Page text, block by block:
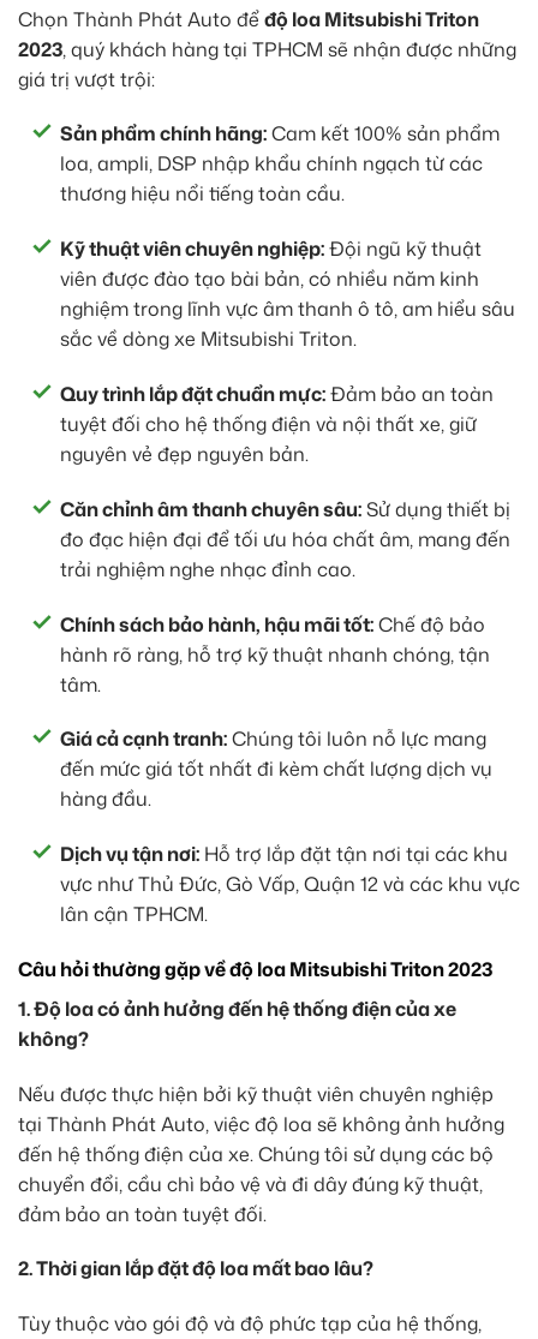
Chọn Thành Phát Auto đểđộ loa Mitsubishi Triton
2023, quý khách hàng tại TPHCM sẽ nhận được những
giá trị vượt trội:
Sản phẩm chính hãng:Cam kết 100% sản phẩm
loa, ampli, DSP nhập khẩu chính ngạch từ các
thương hiệu nổi tiếng toàn cầu.
Kỹ thuật viên chuyên nghiệp:Đội ngũ kỹ thuật
viên được đào tạo bài bản, có nhiều năm kinh
nghiệm trong lĩnh vực âm thanh ô tô, am hiểu sâu
sắc về dòng xe Mitsubishi Triton.
Quy trình lắp đặt chuẩn mực:Đảm bảo an toàn
tuyệt đối cho hệ thống điện và nội thất xe, giữ
nguyên vẻ đẹp nguyên bản.
Căn chỉnh âm thanh chuyên sâu:Sử dụng thiết bị
đo đạc hiện đại để tối ưu hóa chất âm, mang đến
trải nghiệm nghe nhạc đỉnh cao.
Chính sách bảo hành, hậu mãi tốt:Chế độ bảo
hành rõ ràng, hỗ trợ kỹ thuật nhanh chóng, tận
tâm.
Giá cả cạnh tranh:Chúng tôi luôn nỗ lực mang
đến mức giá tốt nhất đi kèm chất lượng dịch vụ
hàng đầu.
Dịch vụ tận nơi: Hỗ trợ lắp đặt tận nơi tại các khu
vực như Thủ Đức, Gò Vấp, Quận 12 và các khu vực
lân cận TPHCM.
Câu hỏi thường gặp về độ loa Mitsubishi Triton 2023
1. Độ loa có ảnh hưởng đến hệ thống điện của xe
không?
Nếu được thực hiện bởi kỹ thuật viên chuyên nghiệp
tại Thành Phát Auto, việc độ loa sẽ không ảnh hưởng
đến hệ thống điện của xe. Chúng tôi sử dụng các bộ
chuyển đổi, cầu chì bảo vệ và đi dây đúng kỹ thuật,
đảm bảo an toàn tuyệt đối.
2. Thời gian lắp đặt độ loa mất bao lâu?
Tùy thuộc vào gói độ và độ phức tạp của hệ thống,